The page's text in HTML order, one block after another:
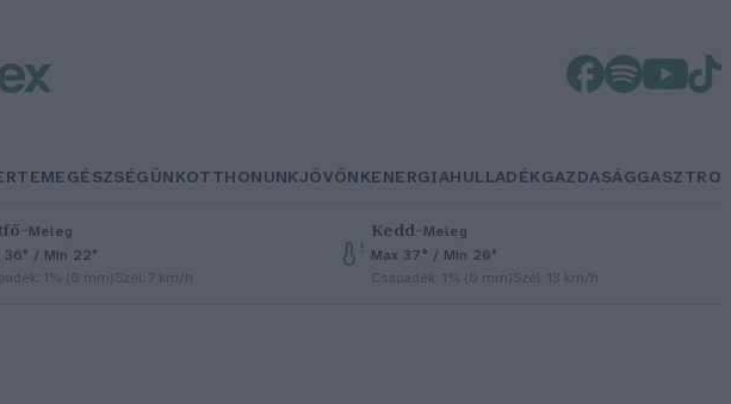
EGÉSZSÉGÜNKOTTHONUNKJÖVŐNKENERGIAHULLADÉKGAZDASÁGGASZTRO
–Meleg
36° / Min 22°
1% (0 mm)Szél: 7 km/h
Kedd–Meleg
Max 37° / Min 20°
Csapadék: 1% (0 mm)Szél: 13 km/h